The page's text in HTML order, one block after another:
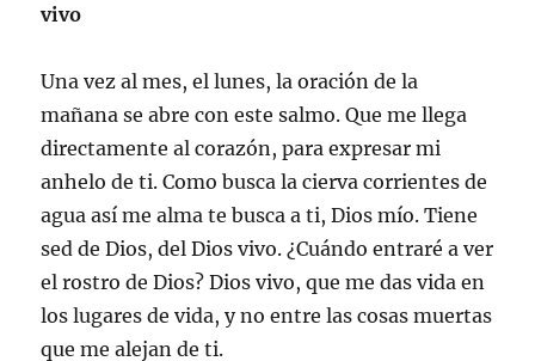
vivo
Una vez al mes, el lunes, la oración de la
mañana se abre con este salmo. Que me llega
directamente al corazón, para expresar mi
anhelo de ti. Como busca la cierva corrientes de
agua así me alma te busca a ti, Dios mío. Tiene
sed de Dios, del Dios vivo. ¿Cuándo entraré a ver
el rostro de Dios? Dios vivo, que me das vida en
los lugares de vida, y no entre las cosas muertas
que me alejan de ti.